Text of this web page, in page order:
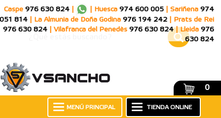
Caspe 976 630 824 Huesca 974 600 005 Sariñena 974
051 814
La Almunia de Doña Godina 976 194 242
Prats de Rei
976 630 824
Vilafranca del Penedès 976 630 824 Lleida 976
630 824
0
TIENDA ONLINE
MENÚ PRINCIPAL